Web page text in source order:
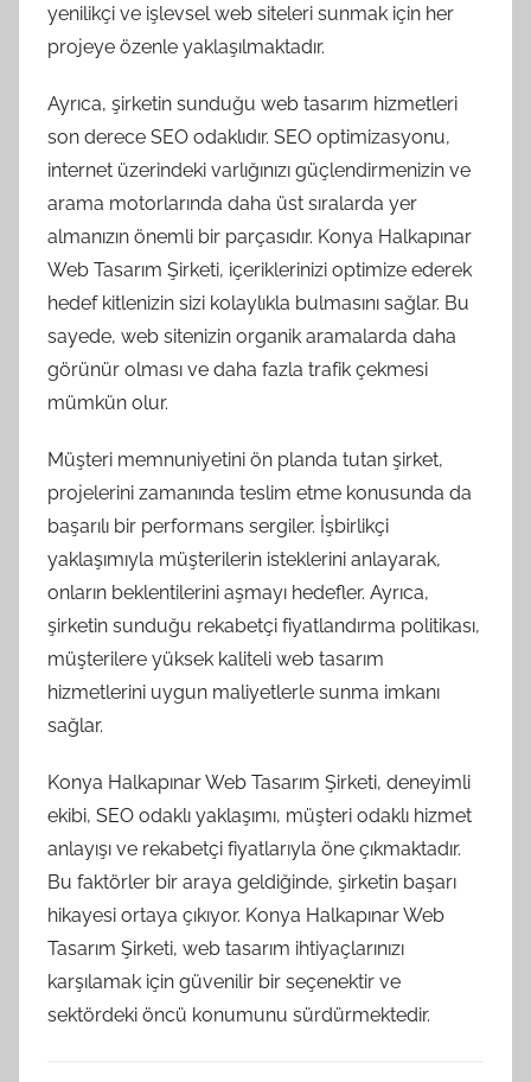
yenilikçi ve işlevsel web siteleri sunmak için her
projeye özenle yaklaşılmaktadır.
Ayrıca, şirketin sunduğu web tasarım hizmetleri
son derece SEO odaklıdır. SEO optimizasyonu,
internet üzerindeki varlığınızı güçlendirmenizin ve
arama motorlarında daha üst sıralarda yer
almanızın önemli bir parçasıdır. Konya Halkapınar
Web Tasarım Şirketi, içeriklerinizi optimize ederek
hedef kitlenizin sizi kolaylıkla bulmasını sağlar. Bu
sayede, web sitenizin organik aramalarda daha
görünür olması ve daha fazla trafik çekmesi
mümkün olur.
Müşteri memnuniyetini ön planda tutan şirket,
projelerini zamanında teslim etme konusunda da
başarılı bir performans sergiler. İşbirlikçi
yaklaşımıyla müşterilerin isteklerini anlayarak,
onların beklentilerini aşmayı hedefler. Ayrıca,
şirketin sunduğu rekabetçi fiyatlandırma politikası,
müşterilere yüksek kaliteli web tasarım
hizmetlerini uygun maliyetlerle sunma imkanı
sağlar.
Konya Halkapınar Web Tasarım Şirketi, deneyimli
ekibi, SEO odaklı yaklaşımı, müşteri odaklı hizmet
anlayışı ve rekabetçi fiyatlarıyla öne çıkmaktadır.
Bu faktörler bir araya geldiğinde, şirketin başarı
hikayesi ortaya çıkıyor. Konya Halkapınar Web
Tasarım Şirketi, web tasarım ihtiyaçlarınızı
karşılamak için güvenilir bir seçenektir ve
sektördeki öncü konumunu sürdürmektedir.